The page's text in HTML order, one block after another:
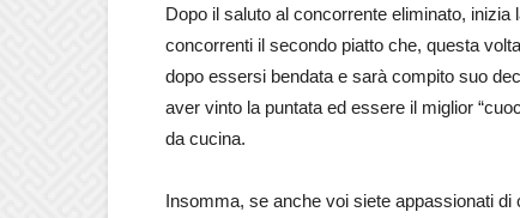
Dopo il saluto al concorrente eliminato,
concorrenti il secondo piatto che, questa
dopo essersi bendata e sarà compito suo
aver vinto la puntata ed essere il miglior
da cucina.
Insomma, se anche voi siete appassionati